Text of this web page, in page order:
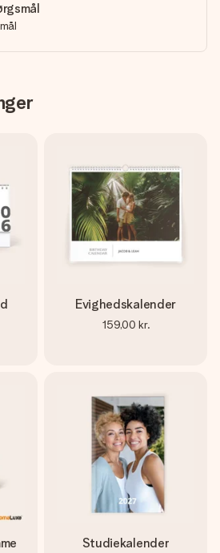
Evighedskalender
159,00 kr.
Studiekalender